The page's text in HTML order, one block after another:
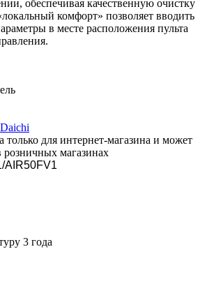
обеспечивая качественную очистку
комфорт» позволяет вводить
в месте расположения пульта
только для интернет-магазина и может
розничных магазинах
AIR50FV1
3 года